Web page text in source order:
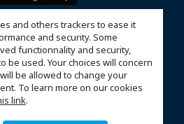
and others trackers to ease it
and security. Some
functionnality and security,
be used. Your choices will concern
be allowed to change your
To learn more on our cookies
link.